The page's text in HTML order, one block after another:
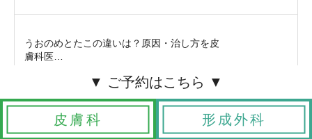
うおのめとたこの違いは？原因・治し方を皮
膚科医…
皮膚科 形成外科